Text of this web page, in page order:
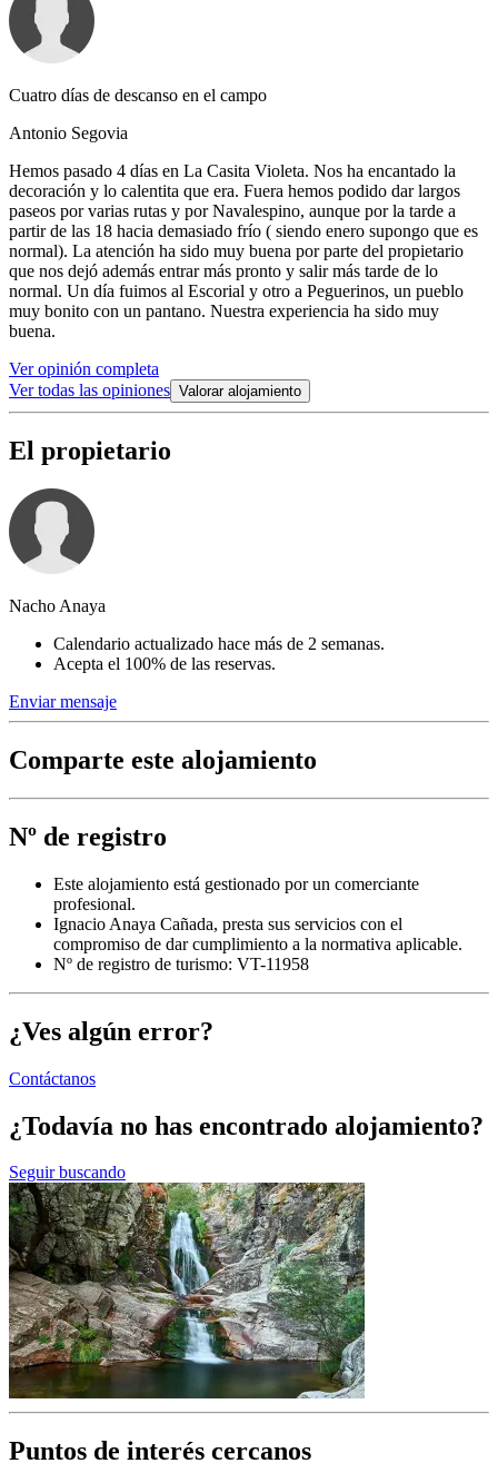
Cuatro días de descanso en el campo
Antonio Segovia
Hemos pasado 4 días en La Casita Violeta. Nos ha encantado la
decoración y lo calentita que era. Fuera hemos podido dar largos
paseos por varias rutas y por Navalespino, aunque por la tarde a
partir de las 18 hacia demasiado frío ( siendo enero supongo que es
normal). La atención ha sido muy buena por parte del propietario
que nos dejó además entrar más pronto y salir más tarde de lo
normal. Un día fuimos al Escorial y otro a Peguerinos, un pueblo
muy bonito con un pantano. Nuestra experiencia ha sido muy
buena.
Ver opinión completa
Ver todas las opiniones Valorar alojamiento
El propietario
Nacho Anaya
Calendario actualizado hace más de 2 semanas.
Acepta el 100% de las reservas.
Enviar mensaje
Comparte este alojamiento
Nº de registro
Este alojamiento está gestionado por un comerciante
profesional.
Ignacio Anaya Cañada, presta sus servicios con el
compromiso de dar cumplimiento a la normativa aplicable.
Nº de registro de turismo: VT-11958
¿Ves algún error?
Contáctanos
¿Todavía no has encontrado alojamiento?
Seguir buscando
Puntos de interés cercanos